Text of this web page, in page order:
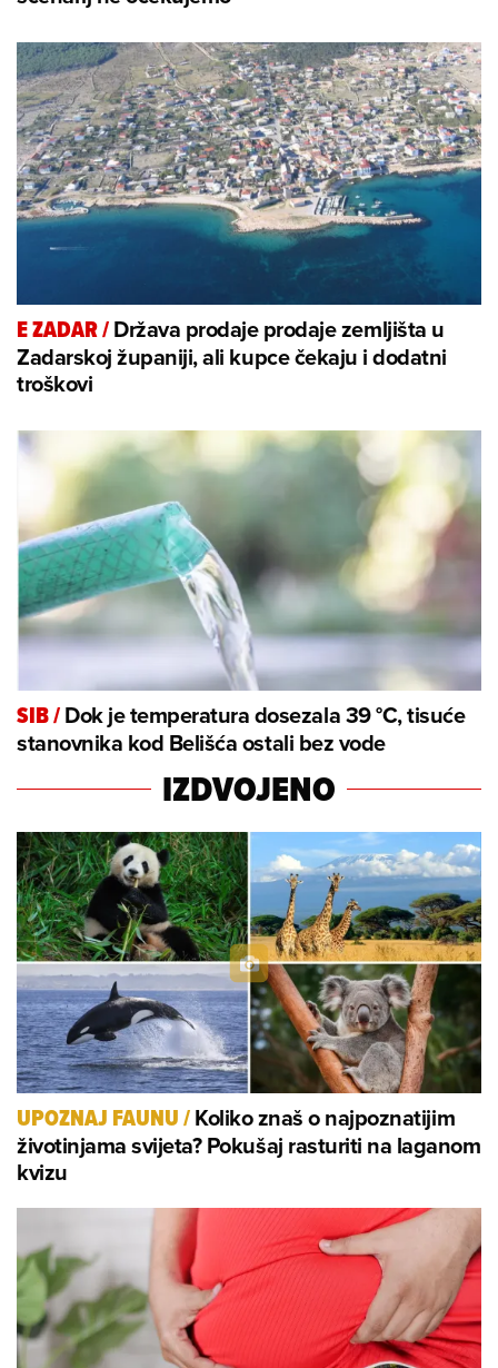
E ZADAR/Država prodaje prodaje zemljišta u
Zadarskoj županiji, ali kupce čekaju i dodatni
troškovi
SIB/Dok je temperatura dosezala 39 °C, tisuće
stanovnika kod Belišća ostali bez vode
IZDVOJENO
UPOZNAJ FAUNU/Koliko znaš o najpoznatijim
životinjama svijeta? Pokušaj rasturiti na laganom
kvizu